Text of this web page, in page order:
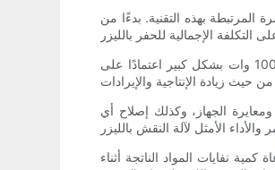
المستمرة المرتبطة بهذه التقنية. بدءًا من
أحد أهم المتغيرات التشغيلية التي تؤثر على التكاليف المستمرة للنقش بالليزر هو سعر الشراء الأولي للآلة. يمكن أن تختلف تكلفة ماكينة النقش بالليزر بقدرة 100 وات بشكل كبير اعتمادًا على
الجهاز، وكذلك إصلاح أي
نفايات المواد الناتجة أثناء